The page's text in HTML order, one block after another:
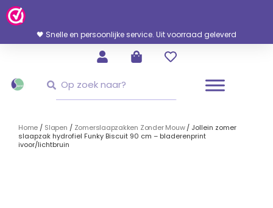
Ga
Naar
Inhoud
🖤 Snelle en persoonlijke service. Uit voorraad geleverd
Home / Slapen / Zomerslaapzakken Zonder Mouw/ Jollein zomer
slaapzak hydrofiel Funky Biscuit 90 cm – bladerenprint
ivoor/lichtbruin